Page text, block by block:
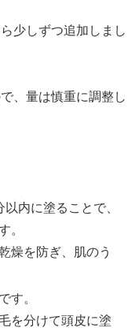
少しずつ追加しまし
、量は慎重に調整し
内に塗ることで、
。
燥を防ぎ、肌のう
す。
を分けて頭皮に塗